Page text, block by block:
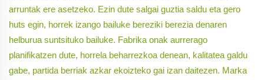
arruntak ere asetzeko. Ezin dute salgai guztia saldu eta gero
huts egin, horrek izango bailuke bereziki berezia denaren
helburua suntsituko bailuke. Fabrika onak aurrerago
planifikatzen dute, horrela beharrezkoa denean, kalitatea galdu
gabe, partida berriak azkar ekoizteko gai izan daitezen. Marka